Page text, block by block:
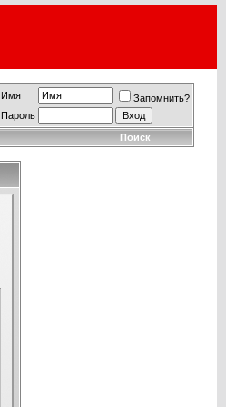
Имя
Запомнить?
Пароль
Поиск